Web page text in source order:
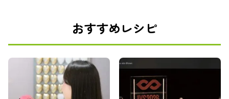
おすすめレシピ